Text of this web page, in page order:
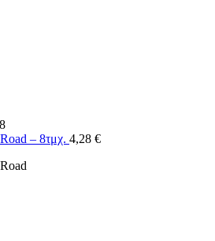
– 8τμχ. 4,28 €